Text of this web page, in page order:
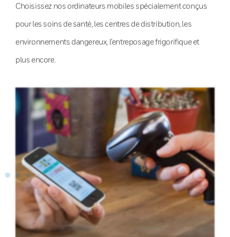
Choisissez nos ordinateurs mobiles spécialement conçus
pour les soins de santé, les centres de distribution, les
environnements dangereux, l’entreposage frigorifique et
plus encore.